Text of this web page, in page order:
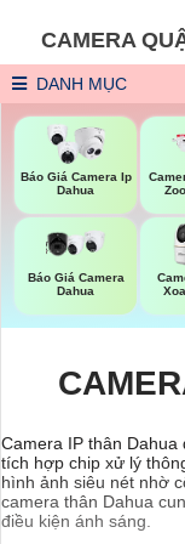
CAMERA
DANH MỤC
Báo Giá Camera Ip
Dahua
Báo Giá Camera
Dahua
Camera IP thân
tích hợp chip xử lý
hình ảnh siêu nét nhờ
camera thân Dahua
điều kiện ánh sáng.